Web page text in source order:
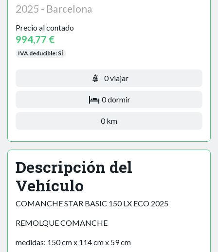
2025 - Barcelona
Precio al contado
994,77 €
IVA deducible: SÍ
0 viajar
0 dormir
0 km
Descripción del
Vehículo
COMANCHE STAR BASIC 150 LX ECO 2025
REMOLQUE COMANCHE
medidas: 150 cm x 114 cm x 59 cm